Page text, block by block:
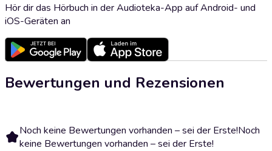
Hör dir das Hörbuch in der Audioteka-App auf Android- und
iOS-Geräten an
Bewertungen und Rezensionen
Noch keine Bewertungen vorhanden – sei der Erste!Noch
keine Bewertungen vorhanden – sei der Erste!